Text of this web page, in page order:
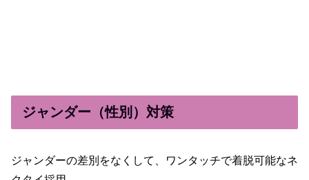
ジャンダー（性別）対策
ジャンダーの差別をなくして、ワンタッチで着脱可能なネ